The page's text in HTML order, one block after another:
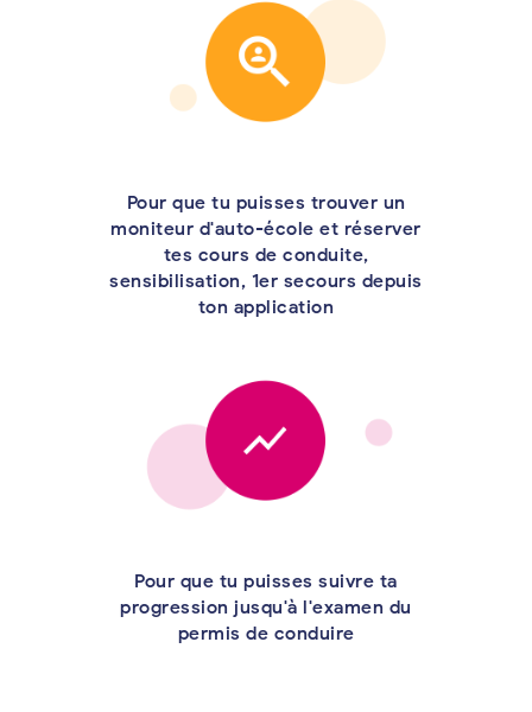
Pour que tu puisses trouver un
moniteur d'auto-école et réserver
tes cours de conduite,
sensibilisation, 1er secours depuis
ton application
Pour que tu puisses suivre ta
progression jusqu'à l'examen du
permis de conduire